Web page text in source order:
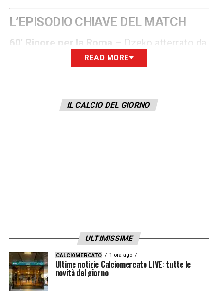
L’EPISODIO CHIAVE DEL MATCH
60′ Rigore per la Roma – Dzeko atterrato da
Djidji: nessun dubbio per il direttore di gara.
LA PLAYLIST DELLE NOSTRE TOP NEWS
READ MORE
IL CALCIO DEL GIORNO
ULTIMISSIME
CALCIOMERCATO 1 ora ago
Ultime notizie Calciomercato LIVE: tutte le
novità del giorno